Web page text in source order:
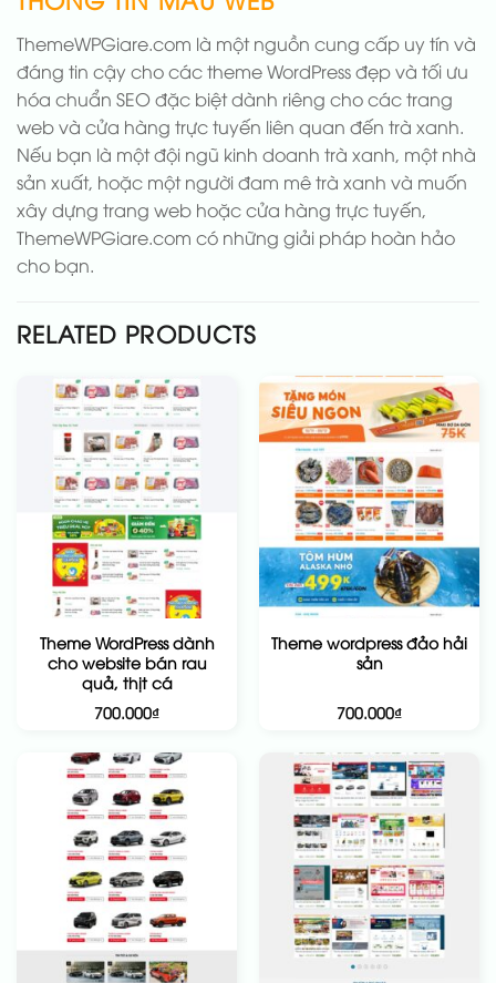
ThemeWPGiare.com là một nguồn cung cấp uy tín và
đáng tin cậy cho các theme WordPress đẹp và tối ưu
hóa chuẩn SEO đặc biệt dành riêng cho các trang
web và cửa hàng trực tuyến liên quan đến trà xanh.
Nếu bạn là một đội ngũ kinh doanh trà xanh, một nhà
sản xuất, hoặc một người đam mê trà xanh và muốn
xây dựng trang web hoặc cửa hàng trực tuyến,
ThemeWPGiare.com có những giải pháp hoàn hảo
cho bạn.
RELATED PRODUCTS
Theme WordPress dành
cho website bán rau
quả, thịt cá
700.000₫
Theme wordpress đảo hải
sản
700.000₫